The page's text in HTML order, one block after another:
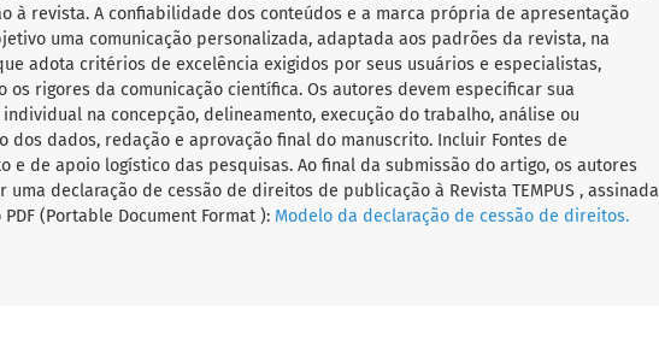
à revista. A confiabilidade dos conteúdos e a marca própria de apresentação
uma comunicação personalizada, adaptada aos padrões da revista, na
adota critérios de excelência exigidos por seus usuários e especialistas,
os rigores da comunicação científica. Os autores devem especificar sua
na concepção, delineamento, execução do trabalho, análise ou
dos dados, redação e aprovação final do manuscrito. Incluir Fontes de
e de apoio logístico das pesquisas. Ao final da submissão do artigo, os autores
uma declaração de cessão de direitos de publicação à Revista TEMPUS , assinada
(Portable Document Format ): Modelo da declaração de cessão de direitos.